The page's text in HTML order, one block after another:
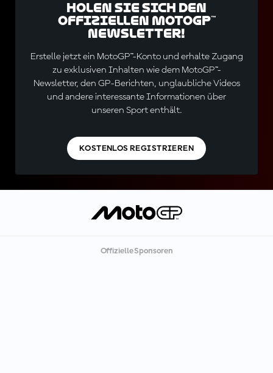
Holen Sie sich den
offiziellen MotoGP™
Newsletter!
Erstelle jetzt ein MotoGP™-Konto und erhalte Zugang
zu exklusiven Inhalten wie dem MotoGP™-
Newsletter, den GP-Berichten, unglaubliche Videos
und andere interessante Informationen über
unseren Sport enthält.
KOSTENLOS REGISTRIEREN
Offizielle Sponsoren